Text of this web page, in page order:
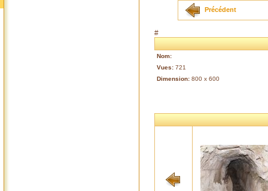
Précédent
#
Nom:
Vues: 721
Dimension: 800 x 600